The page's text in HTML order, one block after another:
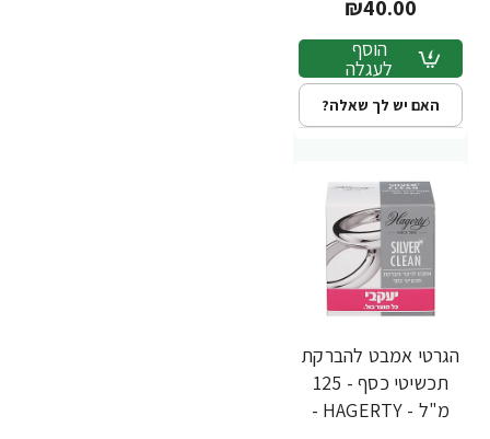
יעקבי
₪40.00
הוסף
לעגלה
האם יש לך שאלה?
הגרטי אמבט להברקת
תכשיטי כסף - 125
מ"ל - HAGERTY -